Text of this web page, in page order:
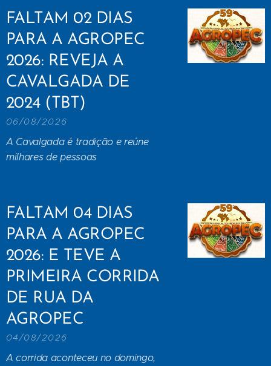
FALTAM 02 DIAS
PARA A AGROPEC
2026: REVEJA A
CAVALGADA DE
2024 (TBT)
06/08/2026
A Cavalgada é tradição e reúne
milhares de pessoas
FALTAM 04 DIAS
PARA A AGROPEC
2026: E TEVE A
PRIMEIRA CORRIDA
DE RUA DA
AGROPEC
04/08/2026
A corrida aconteceu no domingo,